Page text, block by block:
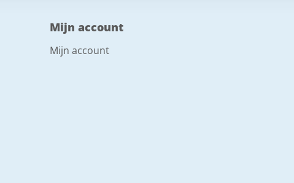
Mijn account
Mijn account